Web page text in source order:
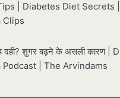
| Diabetes Diet Secrets
Clips
दही? शुगर बढ़ने के असली कारण |
| The Arvindams